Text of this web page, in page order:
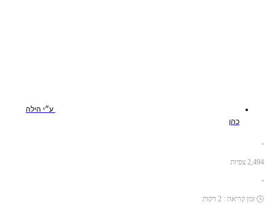
ע״י הילה
כהן
•
2,494 צפיות
•
🕓 זמן קריאה : 2 דקות